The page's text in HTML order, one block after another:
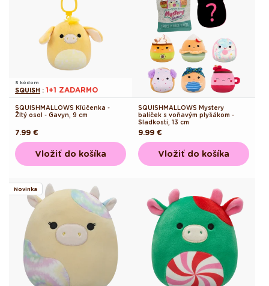
S kódom
SQUISH : 1+1 ZADARMO
SQUISHMALLOWS Kľúčenka -
Žltý osol - Gavyn, 9 cm
Pôvodná
cena
7.99 €
Vložiť do košíka
SQUISHMALLOWS Mystery
balíček s voňavým plyšákom -
Sladkosti, 13 cm
Pôvodná
cena
9.99 €
Vložiť do košíka
Novinka